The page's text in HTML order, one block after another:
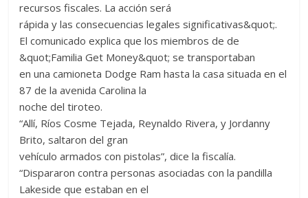
recursos fiscales. La acción será
rápida y las consecuencias legales significativas&quot;.
El comunicado explica que los miembros de de
&quot;Familia Get Money&quot; se transportaban
en una camioneta Dodge Ram hasta la casa situada en el
87 de la avenida Carolina la
noche del tiroteo.
“Allí, Ríos Cosme Tejada, Reynaldo Rivera, y Jordanny
Brito, saltaron del gran
vehículo armados con pistolas”, dice la fiscalía.
“Dispararon contra personas asociadas con la pandilla
Lakeside que estaban en el